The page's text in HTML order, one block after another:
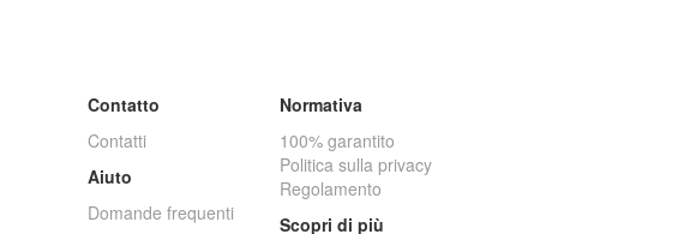
Contatto
Contatti
Aiuto
Domande frequenti
Normativa
100% garantito
Politica sulla privacy
Regolamento
Scopri di più